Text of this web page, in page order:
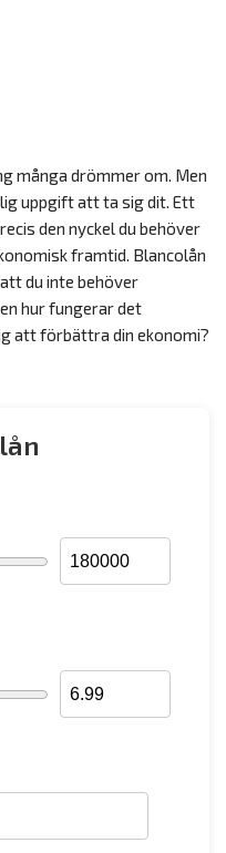
många drömmer om. Men
uppgift att ta sig dit. Ett
den nyckel du behöver
framtid. Blancolån
du inte behöver
hur fungerar det
att förbättra din ekonomi?